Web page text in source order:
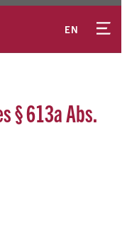
EN
§ 613a Abs.